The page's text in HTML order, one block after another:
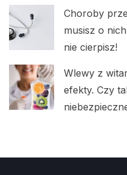
Choroby
musisz o
nie cierpisz!
Wlewy z
efekty. Czy